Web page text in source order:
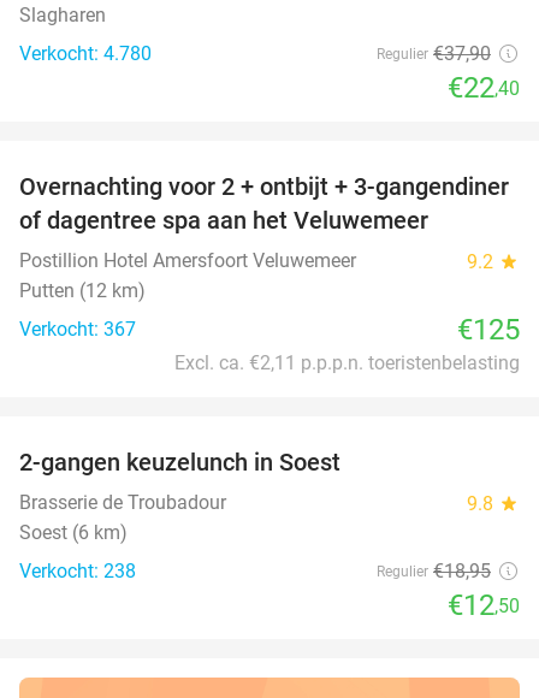
Slagharen
Verkocht: 4.780
Regulier €37,90
€22,40
Overnachting voor 2 + ontbijt + 3-gangendiner
of dagentree spa aan het Veluwemeer
Postillion Hotel Amersfoort Veluwemeer 9.2 star
Putten (12 km)
Verkocht: 367
€125
Excl. ca. €2,11 p.p.p.n. toeristenbelasting
2-gangen keuzelunch in Soest
Brasserie de Troubadour 9.8 star
Soest (6 km)
Verkocht: 238
Regulier €18,95
€12,50